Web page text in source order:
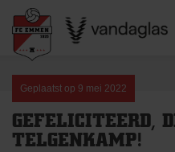
content
Geplaatst op 9 mei 2022
GEFELICITEERD,
TELGENKAMP!